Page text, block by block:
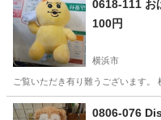
0618-111 お
100円
横浜市
ご覧いただき有り難うございます
神奈川 横浜市 0806-076